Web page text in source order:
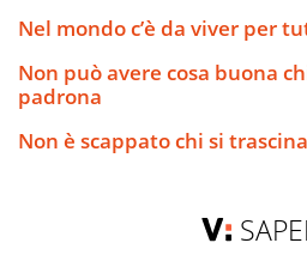
Nel mondo c’è da viver per
Non può avere cosa buona
padrona
Non è scappato chi si